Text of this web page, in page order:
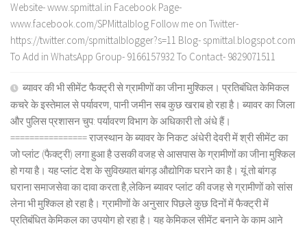
Website- www.spmittal.in Facebook Page-
www.facebook.com/SPMittalblog Follow me on Twitter-
https://twitter.com/spmittalblogger?s=11 Blog- spmittal.blogspot.com
To Add in WhatsApp Group- 9166157932 To Contact- 9829071511
ब्यावर की भी सीमेंट फैक्ट्री से ग्रामीणों का जीना मुश्किल। प्रतिबंधित केमिकल
कचरे के इस्तेमाल से पर्यावरण, पानी जमीन सब कुछ खराब हो रहा है। ब्यावर का जिला
और पुलिस प्रशासन चुप: पर्यावरण विभाग के अधिकारी तो अंधे हैं।
================ राजस्थान के ब्यावर के निकट अंधेरी देवरी में श्री सीमेंट का
जो प्लांट (फैक्ट्री) लगा हुआ है उसकी वजह से आसपास के ग्रामीणों का जीना मुश्किल
हो गया है। यह प्लांट देश के सुविख्यात बांगड़ औद्योगिक घराने का है। यूं तो बांगड़
घराना समाजसेवा का दावा करता है,लेकिन ब्यावर प्लांट की वजह से ग्रामीणों को सांस
लेना भी मुश्किल हो रहा है। ग्रामीणों के अनुसार पिछले कुछ दिनों में फैक्ट्री में
प्रतिबंधित केमिकल का उपयोग हो रहा है। यह केमिकल सीमेंट बनाने के काम आने